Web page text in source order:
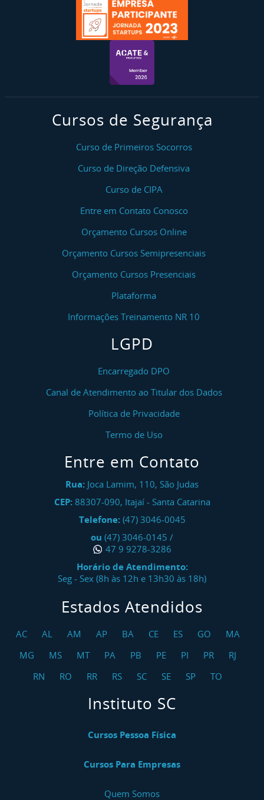
Cursos de Segurança
Curso de Primeiros Socorros
Curso de Direção Defensiva
Curso de CIPA
Entre em Contato Conosco
Orçamento Cursos Online
Orçamento Cursos Semipresenciais
Orçamento Cursos Presenciais
Plataforma
Informações Treinamento NR 10
LGPD
Encarregado DPO
Canal de Atendimento ao Titular dos Dados
Política de Privacidade
Termo de Uso
Entre em Contato
Rua: Joca Lamim, 110, São Judas
CEP: 88307-090, Itajaí- Santa Catarina
Telefone: (47) 3046-0045
ou (47) 3046-0145 /
47 9 9278-3286
Horário de Atendimento:
Seg - Sex (8h às 12h e 13h30 às 18h)
Estados Atendidos
AC AL AM AP BA CE ES GO
MA
MG
MS MT PA PB PE PI PR
RJ
RN
RO RR RS SC SE SP TO
Instituto SC
Cursos Pessoa Física
Cursos Para Empresas
Quem Somos